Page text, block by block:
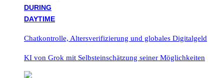
Chatkontrolle, Altersverifizierung und globales Digitalgeld
KI von Grok mit Selbsteinschätzung seiner Möglichkeiten